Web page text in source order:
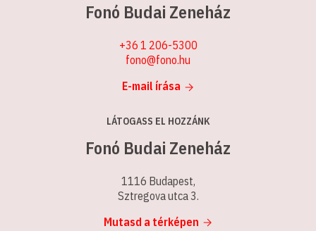
Fonó Budai Zeneház
+36 1 206-5300
fono@fono.hu
E-mail írása
LÁTOGASS EL HOZZÁNK
Fonó Budai Zeneház
1116 Budapest,
Sztregova utca 3.
Mutasd a térképen